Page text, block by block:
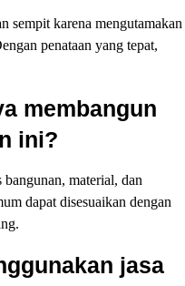
sempit karena mengutamakan
penataan yang tepat,
membangun
ini?
material, dan
dapat disesuaikan dengan
jasa